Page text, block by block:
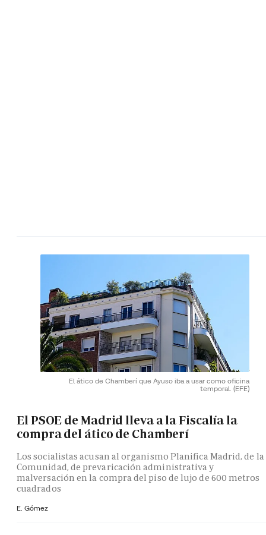
El ático de Chamberí que Ayuso iba a usar como oficina
temporal. (EFE)
El PSOE de Madrid lleva a la Fiscalía la
compra del ático de Chamberí
Los socialistas acusan al organismo Planifica Madrid, de la
Comunidad, de prevaricación administrativa y
malversación en la compra del piso de lujo de 600 metros
cuadrados
E. Gómez